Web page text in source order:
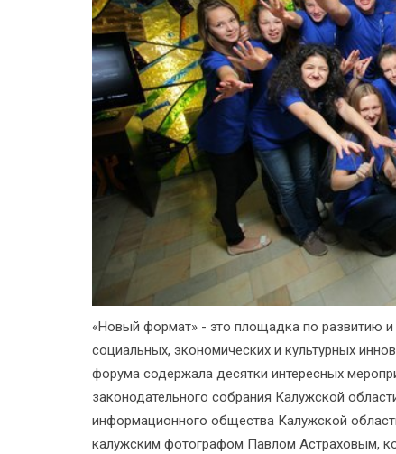
«Новый формат» - это площадка по развитию
социальных, экономических и культурных
форума содержала десятки интересных
законодательного собрания Калужской
информационного общества Калужской
калужским фотографом Павлом Астраховым,